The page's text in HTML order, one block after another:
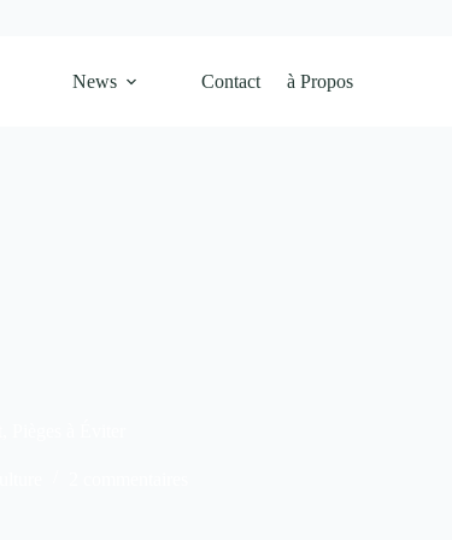
News
Contact à Propos